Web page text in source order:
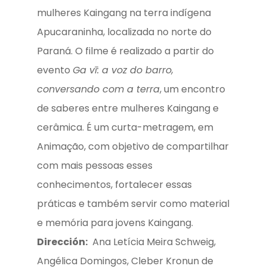
mulheres Kaingang na terra indígena
Apucaraninha, localizada no norte do
Paraná. O filme é realizado a partir do
evento Ga vī: a voz do barro,
conversando com a terra, um encontro
de saberes entre mulheres Kaingang e
cerâmica. É um curta-metragem, em
Animação, com objetivo de compartilhar
com mais pessoas esses
conhecimentos, fortalecer essas
práticas e também servir como material
e memória para jovens Kaingang.
Dirección:Ana Letícia Meira Schweig,
Angélica Domingos, Cleber Kronun de